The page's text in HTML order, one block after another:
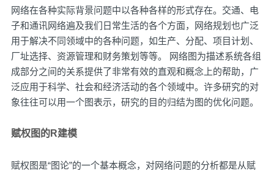
网络在各种实际背景问题中以各种各样的形式存在。交通、电
子和通讯网络遍及我们日常生活的各个方面，网络规划也广泛
用于解决不同领域中的各种问题，如生产、分配、项目计划、
厂址选择、资源管理和财务策划等等。 网络图为描述系统各组
成部分之间的关系提供了非常有效的直观和概念上的帮助，广
泛应用于科学、社会和经济活动的各个领域中。许多研究的对
象往往可以用一个图表示，研究的目的归结为图的优化问题。
赋权图的R建模
赋权图是“图论”的一个基本概念，对网络问题的分析都是从赋